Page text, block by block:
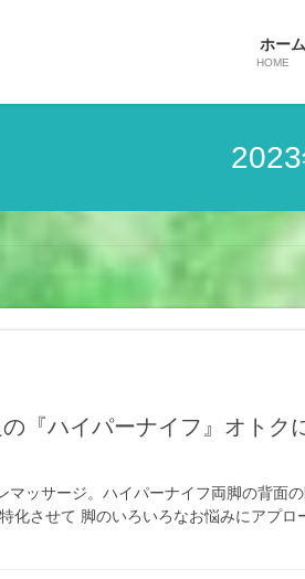
ホーム
HOME
2023
『ハイパーナイフ』オトク
ッサージ。ハイパーナイフ両脚の背面の
化させて 脚のいろいろなお悩みにアプロ